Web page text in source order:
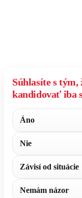
Súhlasíte s
kandidovať iba
Áno
Nie
Závisí od situácie
Nemám názor